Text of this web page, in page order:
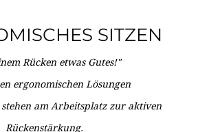
SITZEN
Rücken etwas Gutes!"
ergonomischen Lösungen
am Arbeitsplatz zur aktiven
Rückenstärkung.